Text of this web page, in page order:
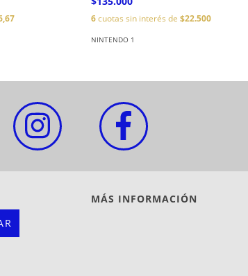
6cuotas sin interés de $22.500
NINTENDO 1
MÁS INFORMACIÓN